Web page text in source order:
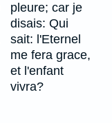
pleure; car je
disais: Qui
sait: l'Eternel
me fera grace,
et l'enfant
vivra?